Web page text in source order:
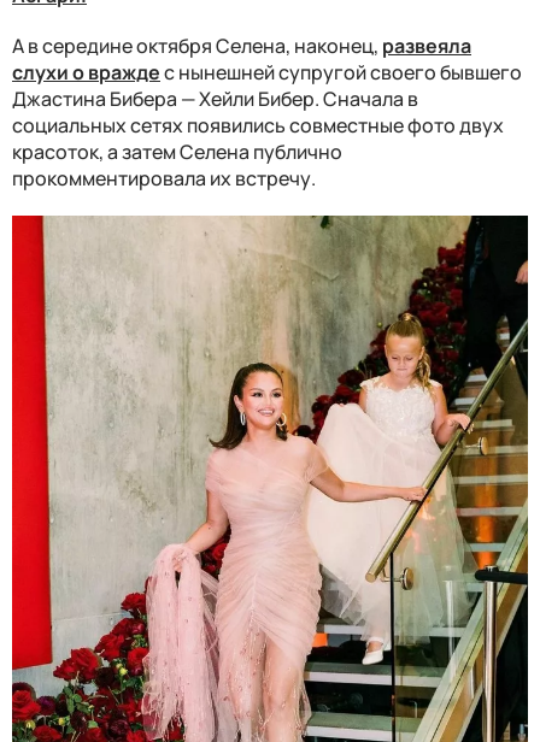
А в середине октября Селена, наконец, развеяла
слухи о враждес нынешней супругой своего бывшего
Джастина Бибера — Хейли Бибер. Сначала в
социальных сетях появились совместные фото двух
красоток, а затем Селена публично
прокомментировала их встречу.